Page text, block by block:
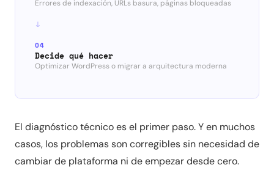
Errores de indexación, URLs basura, páginas bloqueadas
04
Decide qué hacer
Optimizar WordPress o migrar a arquitectura moderna
El diagnóstico técnico es el primer paso. Y en muchos
casos, los problemas son corregibles sin necesidad de
cambiar de plataforma ni de empezar desde cero.